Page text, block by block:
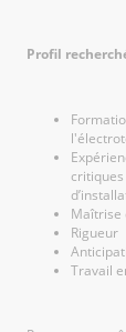
Profil
Maîtrise
Rigueur
Travail